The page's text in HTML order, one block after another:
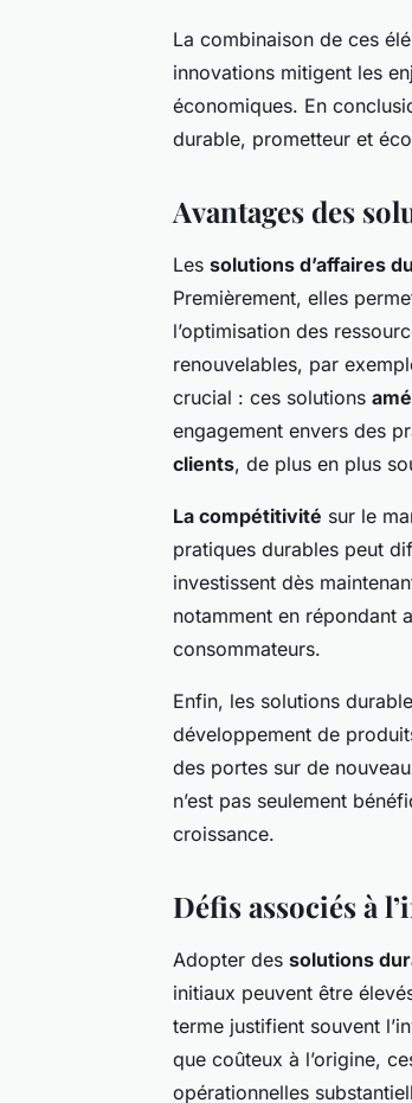
La combinaison de ces
innovations mitigent les
économiques. En
durable, prometteur et
Avantages des
Les solutions d’affaires
Premièrement, elles
l’optimisation des
renouvelables, par
crucial : ces solutions
engagement envers des
clients, de plus en plus
La compétitivité sur le
pratiques durables peut
investissent dès
notamment en répondant
consommateurs.
Enfin, les solutions
développement de
des portes sur de
n’est pas seulement
croissance.
Défis associés à
Adopter des solutions
initiaux peuvent être
terme justifient souvent
que coûteux à l’origine,
opérationnelles